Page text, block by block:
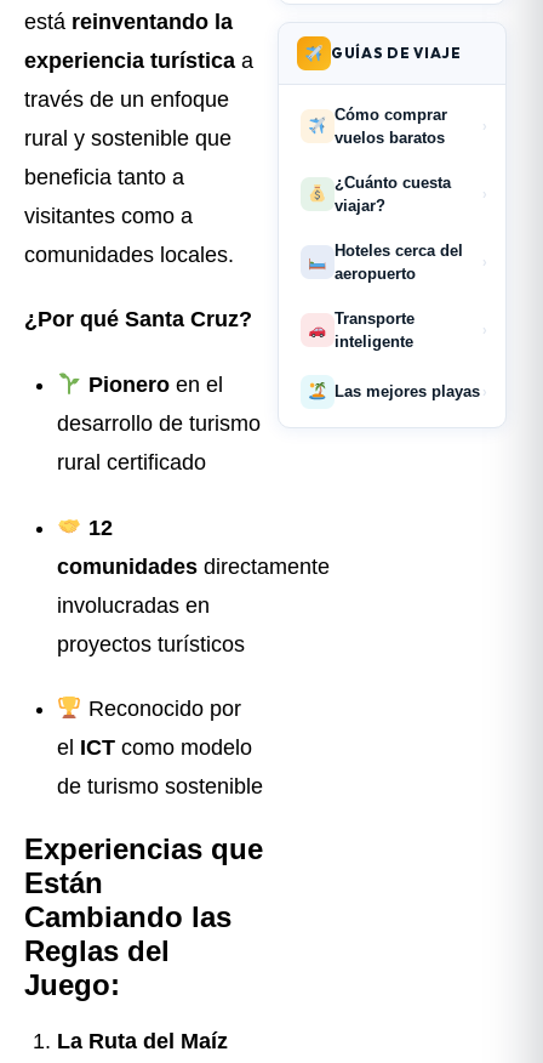
está reinventando la
experiencia turística a
través de un enfoque
rural y sostenible que
beneficia tanto a
visitantes como a
comunidades locales.
¿Por qué Santa Cruz?
Pioneroen el
desarrollo de turismo
rural certificado
12
comunidades directamente
involucradas en
proyectos turísticos
Reconocido por
el ICT como modelo
de turismo sostenible
Experiencias que
Están
Cambiando las
Reglas del
Juego:
La Ruta del Maíz
GUÍAS DE VIAJE
Cómo comprar
vuelos baratos
›
¿Cuánto cuesta
viajar?
›
Hoteles cerca del
aeropuerto
›
Transporte
inteligente
›
Las mejores playas ›